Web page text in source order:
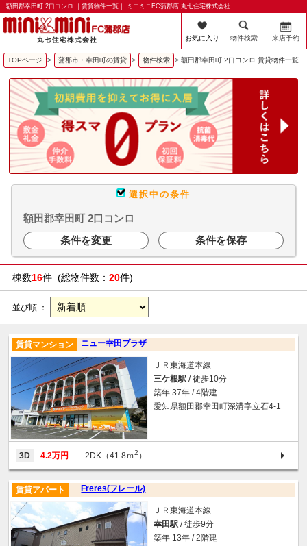
額田郡幸田町 2口コンロ ｜賃貸物件一覧｜ ミニミニFC蒲郡店 丸七住宅株式会社
お気に入り 物件検索 来店予約
TOPページ > 蒲郡市・幸田町の賃貸 > 物件検索 > 額田郡幸田町 2口コンロ 賃貸物件一覧
選択中の条件
額田郡幸田町 2口コンロ
条件を変更
条件を保存
棟数16件 (総物件数： 20件)
並び順 ：
ニュー幸田プラザ
賃貸マンション
ＪＲ東海道本線
三ケ根駅 / 徒歩10分
築年 37年 / 4階建
愛知県額田郡幸田町深溝字立石4‐1
3D 4.2万円 2DK（41.8ｍ2 ）
Freres(フレール)
賃貸アパート
ＪＲ東海道本線
幸田駅 / 徒歩9分
築年 13年 / 2階建